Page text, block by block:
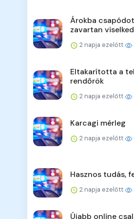
Árokba
zavartan
2 napja ezelőtt
Eltakarította a
rendőrök
2 napja ezelőtt
Karcagi mérleg
2 napja ezelőtt
Hasznos tudás,
2 napja ezelőtt
Újabb online